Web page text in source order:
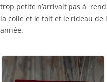
trop petite n’arrivait pas à
la colle et le toit et le rideau
année.